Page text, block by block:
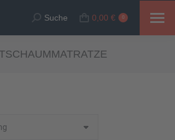
Suche:
Suche 0,00 € 0